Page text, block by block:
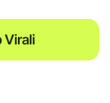
Virali